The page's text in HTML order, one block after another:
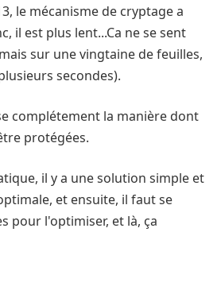
le mécanisme de cryptage a
il est plus lent...Ca ne se sent
sur une vingtaine de feuilles,
secondes).
complétement la manière dont
protégées.
il y a une solution simple et
et ensuite, il faut se
pour l'optimiser, et là, ça